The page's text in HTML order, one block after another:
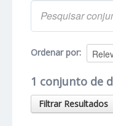
Ordenar por
1 conjunto de
Filtrar Resultados